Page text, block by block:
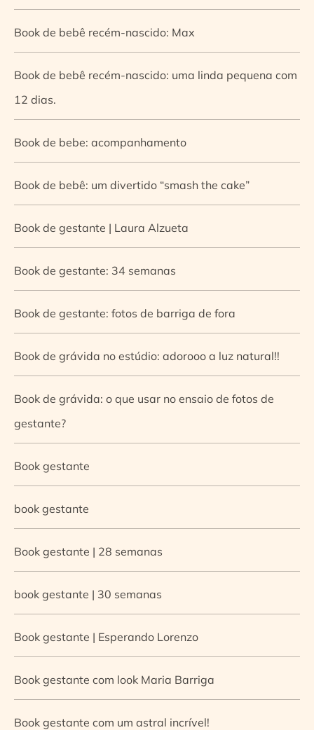
Book de bebê recém-nascido: Max
Book de bebê recém-nascido: uma linda pequena com
12 dias.
Book de bebe: acompanhamento
Book de bebê: um divertido “smash the cake”
Book de gestante | Laura Alzueta
Book de gestante: 34 semanas
Book de gestante: fotos de barriga de fora
Book de grávida no estúdio: adorooo a luz natural!!
Book de grávida: o que usar no ensaio de fotos de
gestante?
Book gestante
book gestante
Book gestante | 28 semanas
book gestante | 30 semanas
Book gestante | Esperando Lorenzo
Book gestante com look Maria Barriga
Book gestante com um astral incrível!